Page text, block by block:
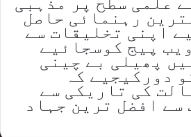
رہنمائی حاصل
اپنی تخلیقات سے
پیج کوسجائیے
پھیلی بے چینی
دورکیجیے کہ
کی تاریکی سے
سے افضل ترین جہاد